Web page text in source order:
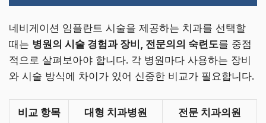
네비게이션 임플란트 시술을 제공하는 치과를 선택할
때는 병원의 시술 경험과 장비, 전문의의 숙련도를 중점
적으로 살펴보아야 합니다. 각 병원마다 사용하는 장비
와 시술 방식에 차이가 있어 신중한 비교가 필요합니다.
비교 항목 대형 치과병원 전문 치과의원